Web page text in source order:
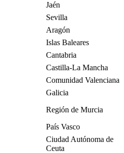
Jaén
Sevilla
Aragón
Islas Baleares
Cantabria
Castilla-La Mancha
Comunidad Valenciana
Galicia
Región de Murcia
País Vasco
Ciudad Autónoma de
Ceuta